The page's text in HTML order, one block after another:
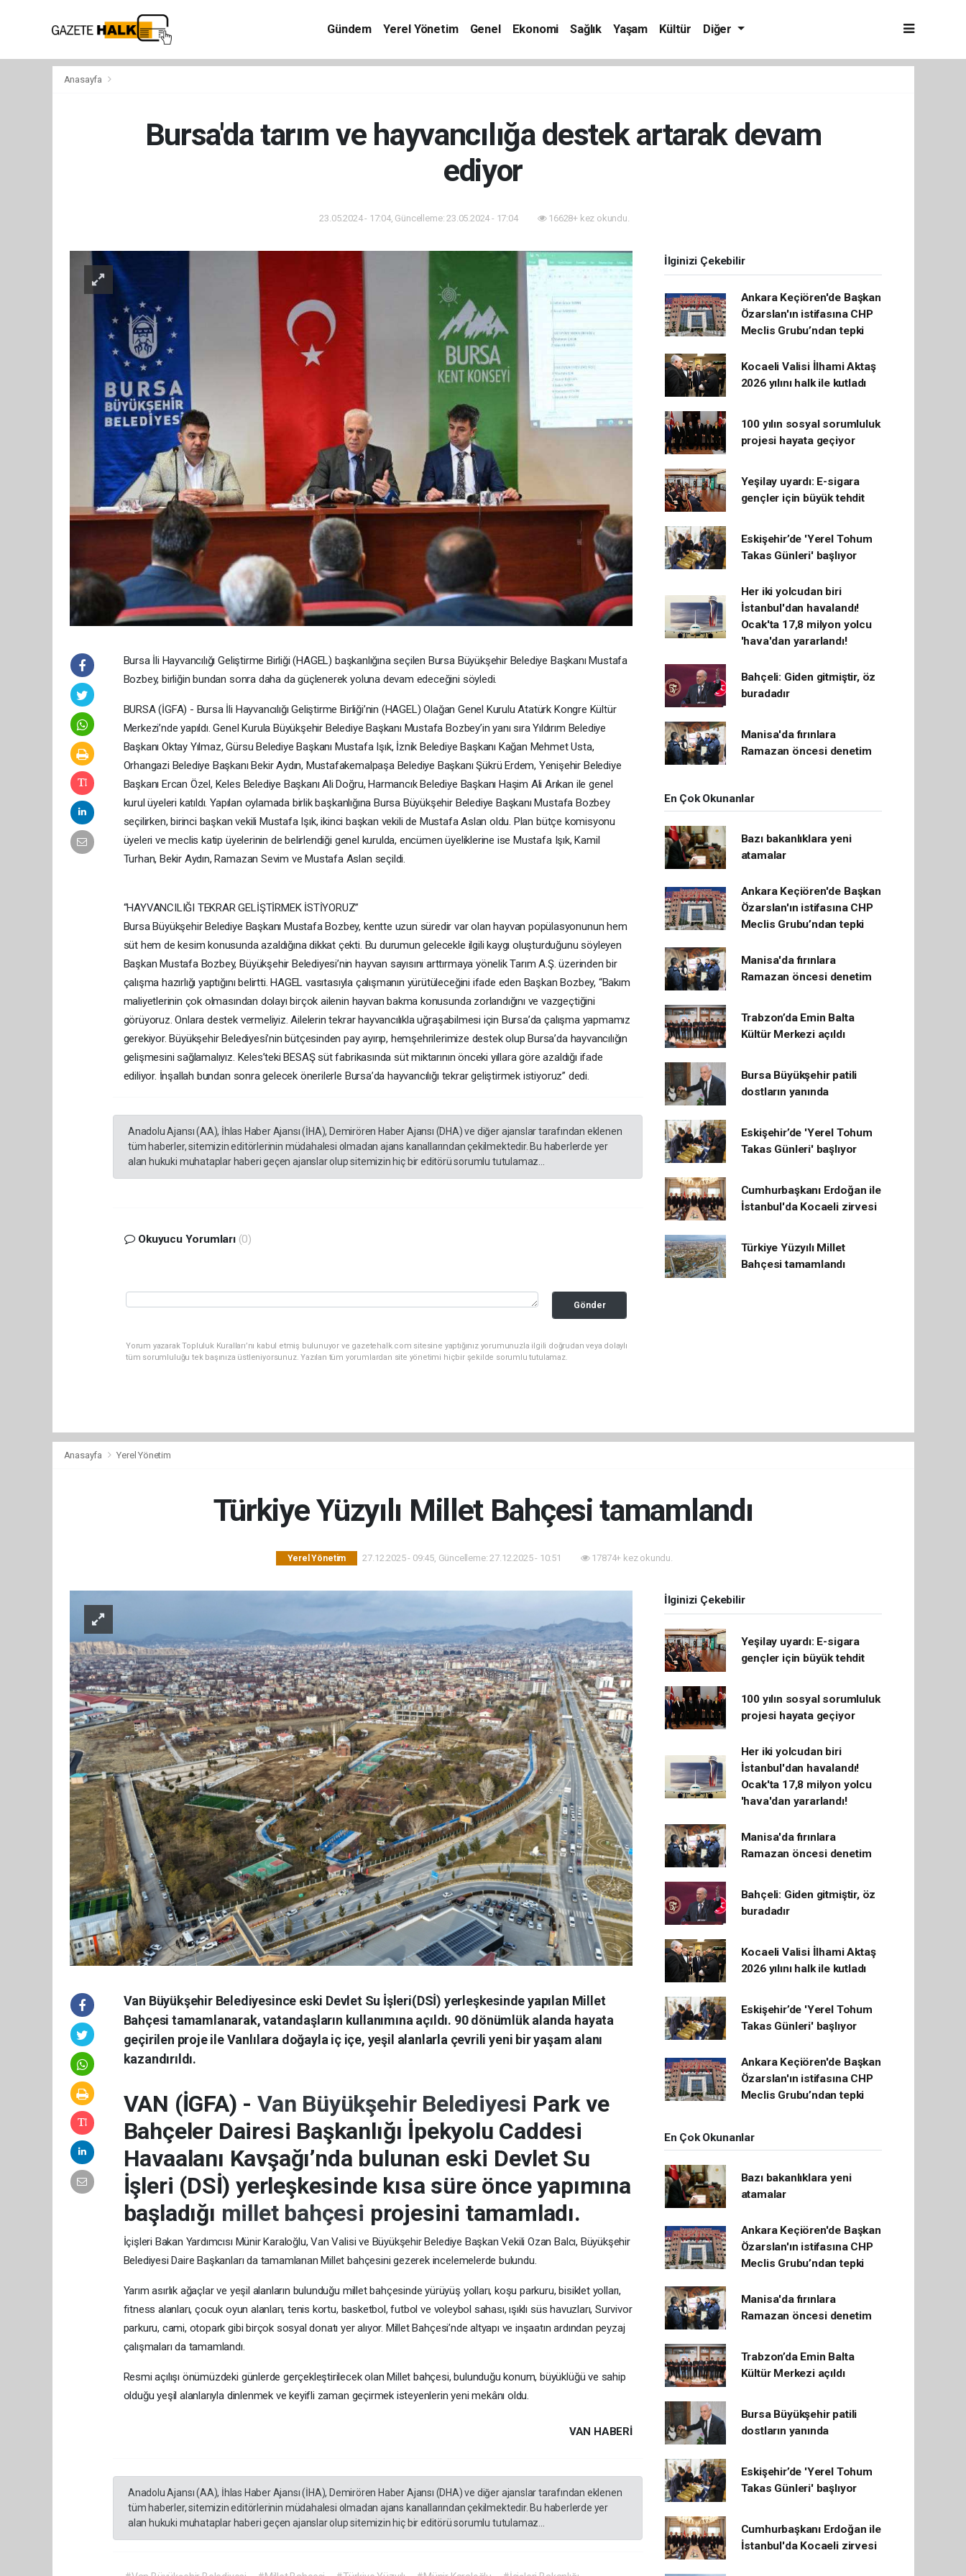
Gündem Yerel Yönetim Genel Ekonomi Sağlık Yaşam Kültür Diğer
Anasayfa
Bursa'da tarım ve hayvancılığa destek artarak devam
ediyor
23.05.2024 - 17:04, Güncelleme: 23.05.2024 - 17:04 16628+ kez okundu.
Bursa İli Hayvancılığı Geliştirme Birliği (HAGEL) başkanlığına seçilen Bursa Büyükşehir Belediye Başkanı Mustafa
Bozbey, birliğin bundan sonra daha da güçlenerek yoluna devam edeceğini söyledi.
BURSA (İGFA) - Bursa İli Hayvancılığı Geliştirme Birliği’nin (HAGEL) Olağan Genel Kurulu Atatürk Kongre Kültür
Merkezi’nde yapıldı. Genel Kurula Büyükşehir Belediye Başkanı Mustafa Bozbey’in yanı sıra Yıldırım Belediye
Başkanı Oktay Yılmaz, Gürsu Belediye Başkanı Mustafa Işık, İznik Belediye Başkanı Kağan Mehmet Usta,
Orhangazi Belediye Başkanı Bekir Aydın, Mustafakemalpaşa Belediye Başkanı Şükrü Erdem, Yenişehir Belediye
Başkanı Ercan Özel, Keles Belediye Başkanı Ali Doğru, Harmancık Belediye Başkanı Haşim Ali Arıkan ile genel
kurul üyeleri katıldı. Yapılan oylamada birlik başkanlığına Bursa Büyükşehir Belediye Başkanı Mustafa Bozbey
seçilirken, birinci başkan vekili Mustafa Işık, ikinci başkan vekili de Mustafa Aslan oldu. Plan bütçe komisyonu
üyeleri ve meclis katip üyelerinin de belirlendiği genel kurulda, encümen üyeliklerine ise Mustafa Işık, Kamil
Turhan, Bekir Aydın, Ramazan Sevim ve Mustafa Aslan seçildi.
“HAYVANCILIĞI TEKRAR GELİŞTİRMEK İSTİYORUZ”
Bursa Büyükşehir Belediye Başkanı Mustafa Bozbey, kentte uzun süredir var olan hayvan popülasyonunun hem
süt hem de kesim konusunda azaldığına dikkat çekti. Bu durumun gelecekle ilgili kaygı oluşturduğunu söyleyen
Başkan Mustafa Bozbey, Büyükşehir Belediyesi’nin hayvan sayısını arttırmaya yönelik Tarım A.Ş. üzerinden bir
çalışma hazırlığı yaptığını belirtti. HAGEL vasıtasıyla çalışmanın yürütüleceğini ifade eden Başkan Bozbey, “Bakım
maliyetlerinin çok olmasından dolayı birçok ailenin hayvan bakma konusunda zorlandığını ve vazgeçtiğini
görüyoruz. Onlara destek vermeliyiz. Ailelerin tekrar hayvancılıkla uğraşabilmesi için Bursa’da çalışma yapmamız
gerekiyor. Büyükşehir Belediyesi’nin bütçesinden pay ayırıp, hemşehrilerimize destek olup Bursa’da hayvancılığın
gelişmesini sağlamalıyız. Keles’teki BESAŞ süt fabrikasında süt miktarının önceki yıllara göre azaldığı ifade
ediliyor. İnşallah bundan sonra gelecek önerilerle Bursa’da hayvancılığı tekrar geliştirmek istiyoruz” dedi.
Anadolu Ajansı (AA), İhlas Haber Ajansı (İHA), Demirören Haber Ajansı (DHA) ve diğer ajanslar tarafından eklenen
tüm haberler, sitemizin editörlerinin müdahalesi olmadan ajans kanallarından çekilmektedir. Bu haberlerde yer
alan hukuki muhataplar haberi geçen ajanslar olup sitemizin hiç bir editörü sorumlu tutulamaz...
Okuyucu Yorumları (0)
Gönder
Yorum yazarak Topluluk Kuralları’nı kabul etmiş bulunuyor ve gazetehalk.com sitesine yaptığınız yorumunuzla ilgili doğrudan veya dolaylı
tüm sorumluluğu tek başınıza üstleniyorsunuz. Yazılan tüm yorumlardan site yönetimi hiçbir şekilde sorumlu tutulamaz.
İlginizi Çekebilir
Ankara Keçiören'de Başkan
Özarslan'ın istifasına CHP
Meclis Grubu’ndan tepki
Kocaeli Valisi İlhami Aktaş
2026 yılını halk ile kutladı
100 yılın sosyal sorumluluk
projesi hayata geçiyor
Yeşilay uyardı: E-sigara
gençler için büyük tehdit
Eskişehir’de 'Yerel Tohum
Takas Günleri' başlıyor
Her iki yolcudan biri
İstanbul'dan havalandı!
Ocak'ta 17,8 milyon yolcu
'hava'dan yararlandı!
Bahçeli: Giden gitmiştir, öz
buradadır
Manisa'da fırınlara
Ramazan öncesi denetim
En Çok Okunanlar
Bazı bakanlıklara yeni
atamalar
Ankara Keçiören'de Başkan
Özarslan'ın istifasına CHP
Meclis Grubu’ndan tepki
Manisa'da fırınlara
Ramazan öncesi denetim
Trabzon’da Emin Balta
Kültür Merkezi açıldı
Bursa Büyükşehir patili
dostların yanında
Eskişehir’de 'Yerel Tohum
Takas Günleri' başlıyor
Cumhurbaşkanı Erdoğan ile
İstanbul'da Kocaeli zirvesi
Türkiye Yüzyılı Millet
Bahçesi tamamlandı
Anasayfa Yerel Yönetim
Türkiye Yüzyılı Millet Bahçesi tamamlandı
Yerel Yönetim 27.12.2025 - 09:45, Güncelleme: 27.12.2025 - 10:51 17874+ kez okundu.
Van Büyükşehir Belediyesince eski Devlet Su İşleri(DSİ) yerleşkesinde yapılan Millet
Bahçesi tamamlanarak, vatandaşların kullanımına açıldı. 90 dönümlük alanda hayata
geçirilen proje ile Vanlılara doğayla iç içe, yeşil alanlarla çevrili yeni bir yaşam alanı
kazandırıldı.
VAN (İGFA) -Van Büyükşehir Belediyesi Park ve
Bahçeler Dairesi Başkanlığı İpekyolu Caddesi
Havaalanı Kavşağı’nda bulunan eski Devlet Su
İşleri (DSİ) yerleşkesinde kısa süre önce yapımına
başladığı millet bahçesi projesini tamamladı.
İçişleri Bakan Yardımcısı Münir Karaloğlu, Van Valisi ve Büyükşehir Belediye Başkan Vekili Ozan Balcı, Büyükşehir
Belediyesi Daire Başkanları da tamamlanan Millet bahçesini gezerek incelemelerde bulundu.
Yarım asırlık ağaçlar ve yeşil alanların bulunduğu millet bahçesinde yürüyüş yolları, koşu parkuru, bisiklet yolları,
fitness alanları, çocuk oyun alanları, tenis kortu, basketbol, futbol ve voleybol sahası, ışıklı süs havuzları, Survivor
parkuru, cami, otopark gibi birçok sosyal donatı yer alıyor. Millet Bahçesi’nde altyapı ve inşaatın ardından peyzaj
çalışmaları da tamamlandı.
Resmi açılışı önümüzdeki günlerde gerçekleştirilecek olan Millet bahçesi, bulunduğu konum, büyüklüğü ve sahip
olduğu yeşil alanlarıyla dinlenmek ve keyifli zaman geçirmek isteyenlerin yeni mekânı oldu.
VAN HABERİ
Anadolu Ajansı (AA), İhlas Haber Ajansı (İHA), Demirören Haber Ajansı (DHA) ve diğer ajanslar tarafından eklenen
tüm haberler, sitemizin editörlerinin müdahalesi olmadan ajans kanallarından çekilmektedir. Bu haberlerde yer
alan hukuki muhataplar haberi geçen ajanslar olup sitemizin hiç bir editörü sorumlu tutulamaz...
İlginizi Çekebilir
Yeşilay uyardı: E-sigara
gençler için büyük tehdit
100 yılın sosyal sorumluluk
projesi hayata geçiyor
Her iki yolcudan biri
İstanbul'dan havalandı!
Ocak'ta 17,8 milyon yolcu
'hava'dan yararlandı!
Manisa'da fırınlara
Ramazan öncesi denetim
Bahçeli: Giden gitmiştir, öz
buradadır
Kocaeli Valisi İlhami Aktaş
2026 yılını halk ile kutladı
Eskişehir’de 'Yerel Tohum
Takas Günleri' başlıyor
Ankara Keçiören'de Başkan
Özarslan'ın istifasına CHP
Meclis Grubu’ndan tepki
En Çok Okunanlar
Bazı bakanlıklara yeni
atamalar
Ankara Keçiören'de Başkan
Özarslan'ın istifasına CHP
Meclis Grubu’ndan tepki
Manisa'da fırınlara
Ramazan öncesi denetim
Trabzon’da Emin Balta
Kültür Merkezi açıldı
Bursa Büyükşehir patili
dostların yanında
Eskişehir’de 'Yerel Tohum
Takas Günleri' başlıyor
Cumhurbaşkanı Erdoğan ile
İstanbul'da Kocaeli zirvesi